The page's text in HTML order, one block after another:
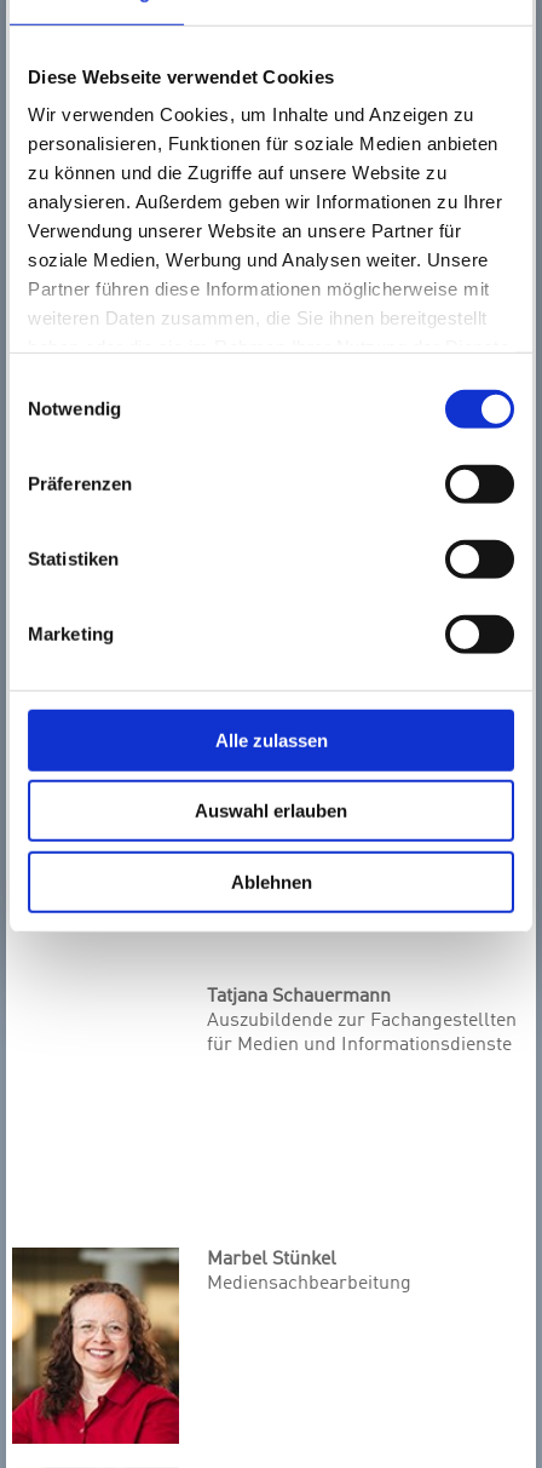
Diese Webseite verwendet Cookies
Wir verwenden Cookies, um Inhalte und Anzeigen zu
personalisieren, Funktionen für soziale Medien anbieten
zu können und die Zugriffe auf unsere Website zu
analysieren. Außerdem geben wir Informationen zu Ihrer
Verwendung unserer Website an unsere Partner für
soziale Medien, Werbung und Analysen weiter. Unsere
Partner führen diese Informationen möglicherweise mit
weiteren Daten zusammen, die Sie ihnen bereitgestellt
Datenschutzhinweise
Notwendig
Präferenzen
Statistiken
Marketing
Alle zulassen
Auswahl erlauben
Ablehnen
Stefanie Marong
Bestellabteilung
Carmen Schneeberger-Kreuzer
Mediensachbearbeitung
Tatjana Schauermann
Auszubildende zur Fachangestellten
für Medien und Informationsdienste
Marbel Stünkel
Mediensachbearbeitung